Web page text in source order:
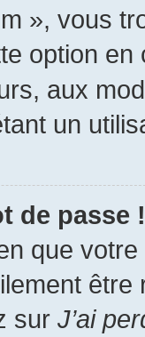
», vous
option
aux
un
de passe !
que
sur J’ai